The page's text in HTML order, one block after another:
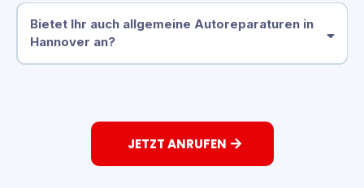
Bietet Ihr auch allgemeine Autoreparaturen in
Hannover an?
JETZT ANRUFEN